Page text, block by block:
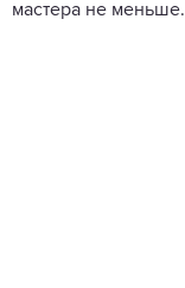
мастера не меньше.